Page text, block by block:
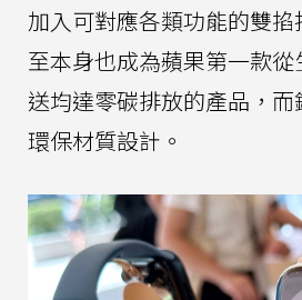
加入可對應各類功能的雙
至本身也成為蘋果第一款
送均達零碳排放的產品，
環保材質設計。